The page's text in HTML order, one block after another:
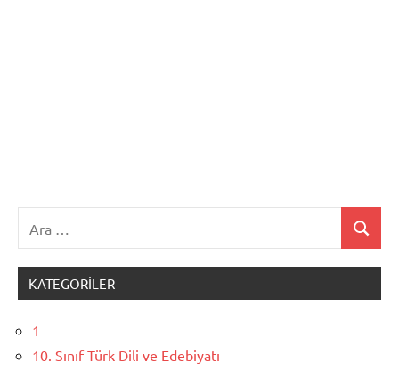
Ara
KATEGORILER
1
10. Sınıf Türk Dili ve Edebiyatı